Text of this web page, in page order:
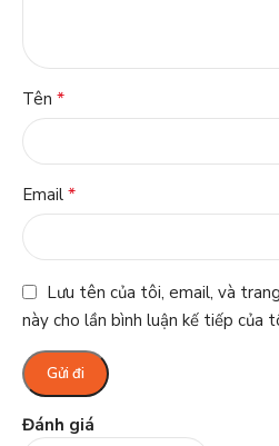
Đánh giá
Tên *
Email *
Lưu tên của tôi, email, và
này cho lần bình luận kế tiếp của